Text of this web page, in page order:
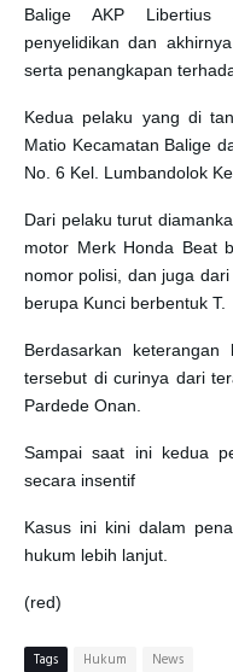
Balige AKP Libertius
penyelidikan dan
serta penangkapan
Kedua pelaku yang di
Matio Kecamatan Balige
No. 6 Kel. Lumbandolok
Dari pelaku turut
motor Merk Honda Beat
nomor polisi, dan juga
berupa Kunci berbentuk T.
Berdasarkan
tersebut di curinya dari
Pardede Onan.
Sampai saat ini kedua
secara insentif
Kasus ini kini dalam
hukum lebih lanjut.
(red)
Tags Hukum News